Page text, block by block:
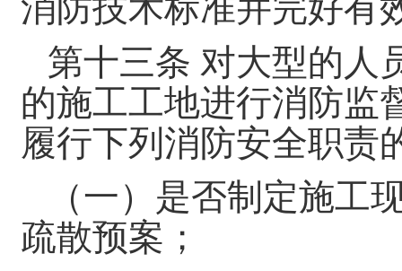
消防技术标准并完好有
第十三条 对大型的人
的施工工地进行消防监
履行下列消防安全职责
（一）是否制定施工
疏散预案；